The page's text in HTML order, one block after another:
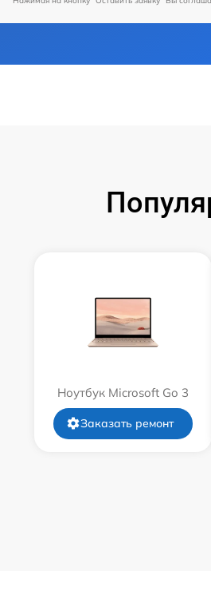
Ноутбук Microsoft Go 3
Заказать ремонт